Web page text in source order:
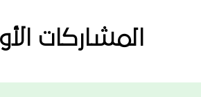
المشاركات